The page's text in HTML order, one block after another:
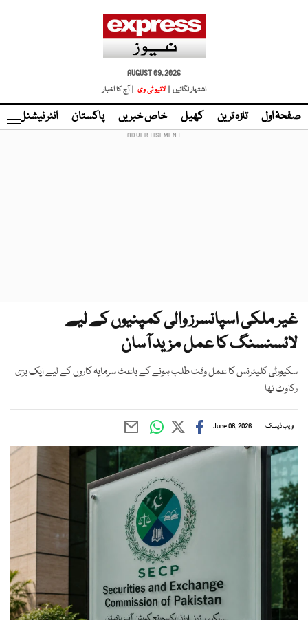
AUGUST 09, 2026
اشتہار لگائیں |
لائیو ٹی وی | آج کا اخبار
صفحۂ اول تازہ ترین کھیل خاص خبریں پاکستان انٹر نیشنل
غیر ملکی اسپانسرز والی کمپنیوں کے لیے
لائسنسنگ کا عمل مزید آسان
سکیورٹی کلیئرنس کا عمل وقت طلب ہونے کے باعث سرمایہ کاروں کے لیے ایک بڑی
رکاوٹ تھا
ویب ڈیسک June 08, 2026